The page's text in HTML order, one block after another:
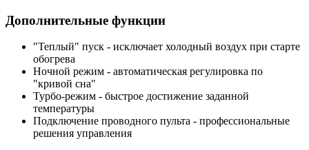
Дополнительные функции
"Теплый" пуск - исключает холодный воздух при старте
обогрева
Ночной режим - автоматическая регулировка по
"кривой сна"
Турбо-режим - быстрое достижение заданной
температуры
Подключение проводного пульта - профессиональные
решения управления